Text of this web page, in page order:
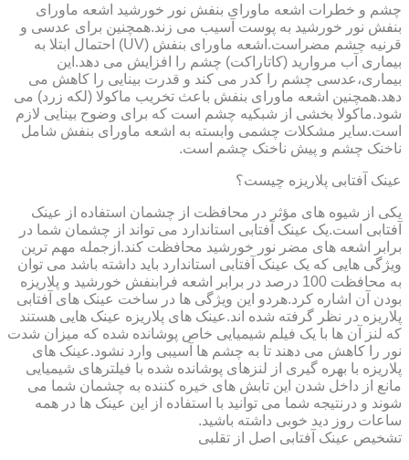
چشم و خطرات اشعه ماورای بنفش نور خورشید اشعه ماورای
بنفش نور خورشید به پوست آسیب می زند.همچنین برای عدسی و
قرنیه چشم مضراست.اشعه ماورای بنفش (UV) احتمال ابتلا به
بیماری آب مروارید (کاتاراکت) چشم را افزایش می دهد.این
بیماری،عدسی چشم را کدر می کند و قدرت بینایی را کاهش می
دهد.همچنین اشعه ماورای بنفش باعث تخریب ماکولا (لکه زرد) می
شود.ماکولا بخشی از شبکیه چشم است که برای وضوح بینایی لازم
است.سایر مشکلات چشمی وابسته به اشعه ماورای بنفش شامل
ناخنک چشم و پیش ناخنک چشم است.
عینک آفتابی پلاریزه چیست؟
یکی از شیوه های مؤثر در محافظت از چشمان استفاده از عینک
آفتابی است.یک عینک آفتابی استاندارد می تواند از چشمان شما در
برابر اشعه های مضر نور خورشید محافظت کند.ازجمله مهم ترین
ویژگی هایی که یک عینک آفتابی استاندارد باید داشته باشد می توان
به محافظت 100 درصد در برابر اشعه فرابنفش خورشید و پلاریزه
بودن آن اشاره کرد.هردو این ویژگی ها در ساخت عینک های آفتابی
پلاریزه در نظر گرفته شده اند.عینک های پلاریزه عینک هایی هستند
که لنز آن ها با یک فیلم شیمیایی خاص پوشانده شده که میزان شدت
نور را کاهش می دهند تا به چشم ها آسیبی وارد نشود.عینک های
پلاریزه با بهره گیری از لنزهای پوشانده شده با فیلترهای شیمیایی
مانع از داخل شدن این تابش های خیره کننده به چشمان شما می
شوند و درنتیجه شما می توانید با استفاده از این عینک ها در همه
ساعات روز دید خوبی داشته باشید.
تشخیص عینک آفتابی اصل از تقلبی